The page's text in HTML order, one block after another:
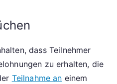
dass Teilnehmer
zu erhalten, die
Teilnahme an einem